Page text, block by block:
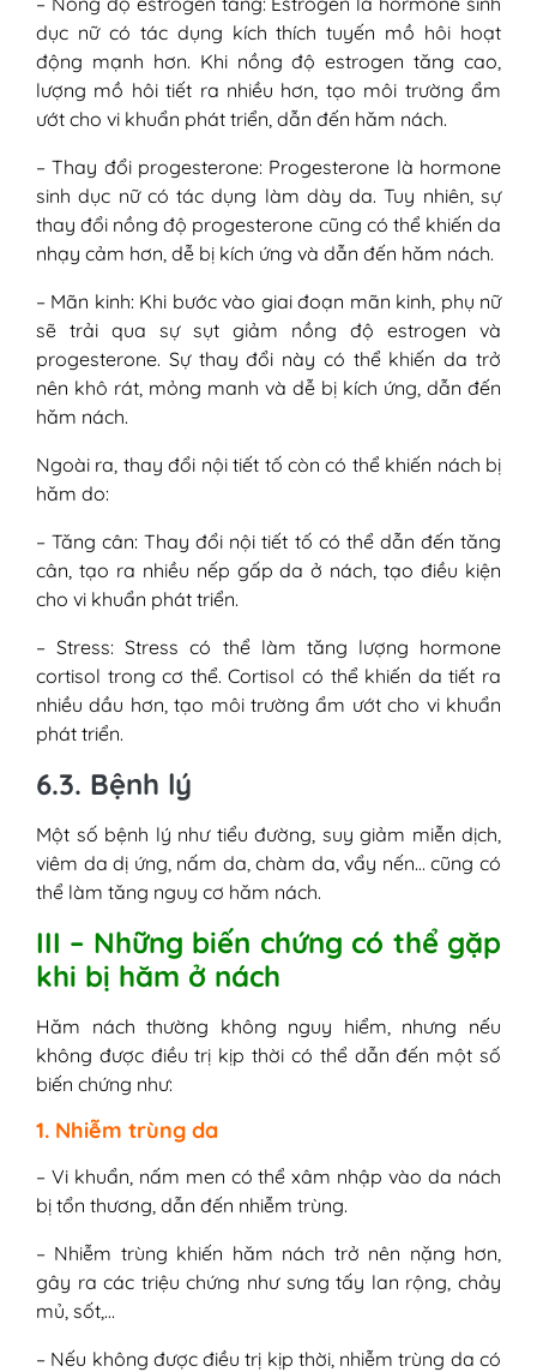
dục nữ có tác dụng kích thích tuyến mồ hôi hoạt
động mạnh hơn. Khi nồng độ estrogen tăng cao,
lượng mồ hôi tiết ra nhiều hơn, tạo môi trường ẩm
ướt cho vi khuẩn phát triển, dẫn đến hăm nách.
– Thay đổi progesterone: Progesterone là hormone
sinh dục nữ có tác dụng làm dày da. Tuy nhiên, sự
thay đổi nồng độ progesterone cũng có thể khiến da
nhạy cảm hơn, dễ bị kích ứng và dẫn đến hăm nách.
– Mãn kinh: Khi bước vào giai đoạn mãn kinh, phụ nữ
sẽ trải qua sự sụt giảm nồng độ estrogen và
progesterone. Sự thay đổi này có thể khiến da trở
nên khô rát, mỏng manh và dễ bị kích ứng, dẫn đến
hăm nách.
Ngoài ra, thay đổi nội tiết tố còn có thể khiến nách bị
hăm do:
– Tăng cân: Thay đổi nội tiết tố có thể dẫn đến tăng
cân, tạo ra nhiều nếp gấp da ở nách, tạo điều kiện
cho vi khuẩn phát triển.
– Stress: Stress có thể làm tăng lượng hormone
cortisol trong cơ thể. Cortisol có thể khiến da tiết ra
nhiều dầu hơn, tạo môi trường ẩm ướt cho vi khuẩn
phát triển.
6.3. Bệnh lý
Một số bệnh lý như tiểu đường, suy giảm miễn dịch,
viêm da dị ứng, nấm da, chàm da, vẩy nến… cũng có
thể làm tăng nguy cơ hăm nách.
III – Những biến chứng có thể gặp
khi bị hăm ở nách
Hăm nách thường không nguy hiểm, nhưng nếu
không được điều trị kịp thời có thể dẫn đến một số
biến chứng như:
1. Nhiễm trùng da
– Vi khuẩn, nấm men có thể xâm nhập vào da nách
bị tổn thương, dẫn đến nhiễm trùng.
– Nhiễm trùng khiến hăm nách trở nên nặng hơn,
gây ra các triệu chứng như sưng tấy lan rộng, chảy
mủ, sốt,…
– Nếu không được điều trị kịp thời, nhiễm trùng da có